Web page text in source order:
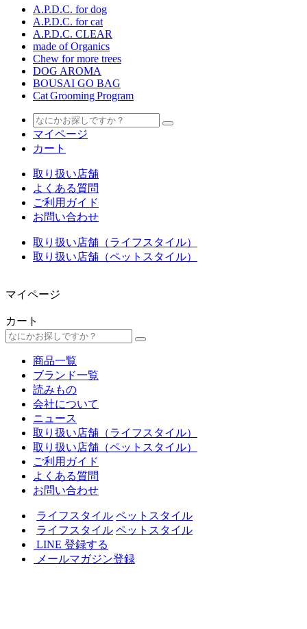
A.P.D.C. for dog
A.P.D.C. for cat
A.P.D.C. CLEAR
made of Organics
Chew for more trees
DOG AROMA
BOUSAI GO BAG
Cat Grooming Program
マイページ
カート
取り扱い店舗
よくある質問
ご利用ガイド
お問い合わせ
取り扱い店舗（ライフスタイル）
取り扱い店舗（ペットスタイル）
マイページ
カート
商品一覧
ブランド一覧
読みもの
会社について
ニュース
取り扱い店舗（ライフスタイル）
取り扱い店舗（ペットスタイル）
ご利用ガイド
よくある質問
お問い合わせ
ライフスタイル ペットスタイル
ライフスタイル ペットスタイル
LINE 登録する
メールマガジン登録